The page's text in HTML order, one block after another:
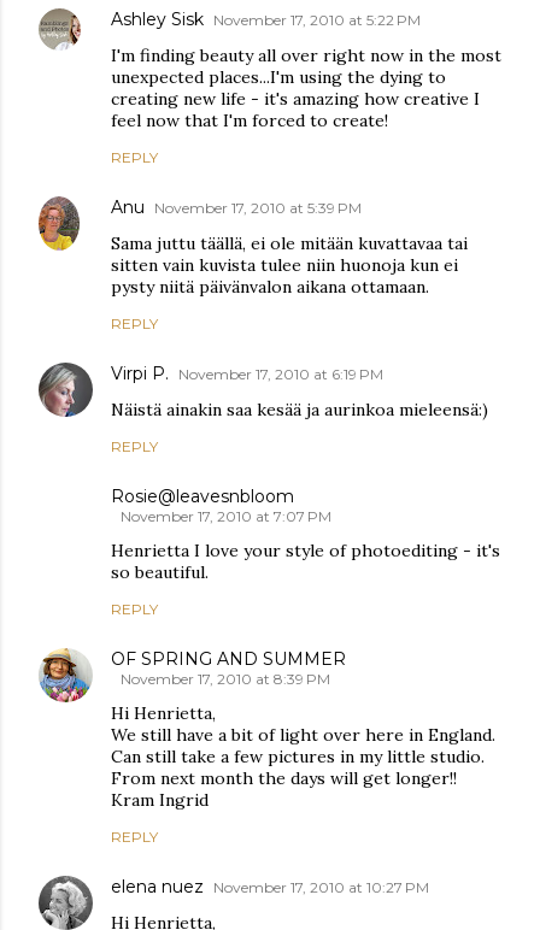
Ashley Sisk November 17, 2010 at 5:22 PM
I'm finding beauty all over right now in the most
unexpected places...I'm using the dying to
creating new life - it's amazing how creative I
feel now that I'm forced to create!
REPLY
Anu November 17, 2010 at 5:39 PM
Sama juttu täällä, ei ole mitään kuvattavaa tai
sitten vain kuvista tulee niin huonoja kun ei
pysty niitä päivänvalon aikana ottamaan.
REPLY
Virpi P. November 17, 2010 at 6:19 PM
Näistä ainakin saa kesää ja aurinkoa mieleensä:)
REPLY
Rosie@leavesnbloom
November 17, 2010 at 7:07 PM
Henrietta I love your style of photoediting - it's
so beautiful.
REPLY
OF SPRING AND SUMMER
November 17, 2010 at 8:39 PM
Hi Henrietta,
We still have a bit of light over here in England.
Can still take a few pictures in my little studio.
From next month the days will get longer!!
Kram Ingrid
REPLY
elena nuez November 17, 2010 at 10:27 PM
Hi Henrietta,